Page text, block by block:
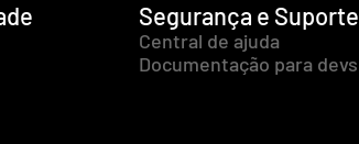
Segurança e Suporte
Central de ajuda
Documentação para devs